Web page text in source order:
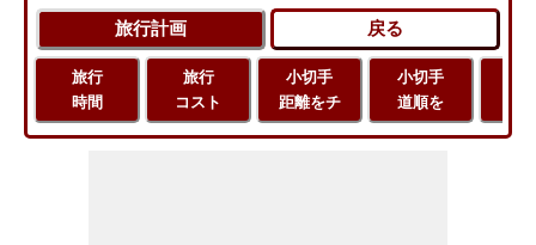
旅行
時間
旅行
コスト
小切手
距離をチ
小切手
道順を